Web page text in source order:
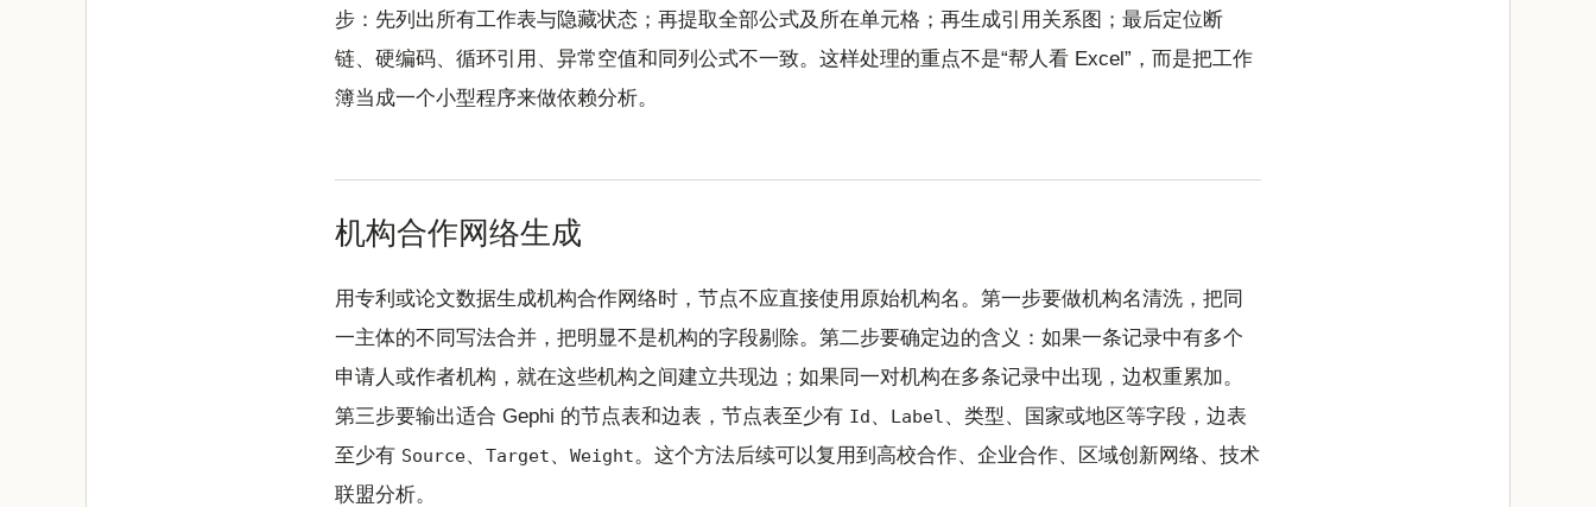
步：先列出所有工作表与隐藏状态；再提取全部公式及所在单元格；再生成引用关系图；最后定位断
链、硬编码、循环引用、异常空值和同列公式不一致。这样处理的重点不是“帮人看 Excel”，而是把工作
簿当成一个小型程序来做依赖分析。
机构合作网络生成
用专利或论文数据生成机构合作网络时，节点不应直接使用原始机构名。第一步要做机构名清洗，把同
一主体的不同写法合并，把明显不是机构的字段剔除。第二步要确定边的含义：如果一条记录中有多个
申请人或作者机构，就在这些机构之间建立共现边；如果同一对机构在多条记录中出现，边权重累加。
第三步要输出适合 Gephi 的节点表和边表，节点表至少有 Id、 Label、类型、国家或地区等字段，边表
至少有 Source、 Target、 Weight。这个方法后续可以复用到高校合作、企业合作、区域创新网络、技术
联盟分析。